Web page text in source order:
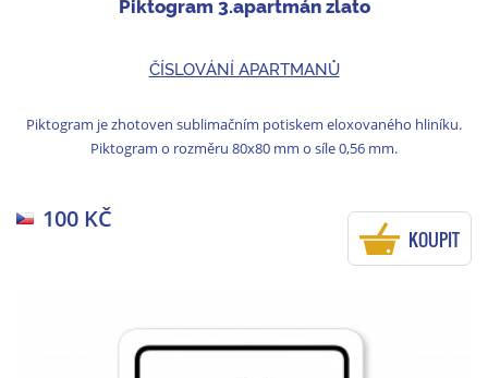
Piktogram 3.apartmán zlato
ČÍSLOVÁNÍ APARTMANŮ
Piktogram je zhotoven sublimačním potiskem eloxovaného hliníku.
Piktogram o rozměru 80x80 mm o síle 0,56 mm.
100 KČ
KOUPIT